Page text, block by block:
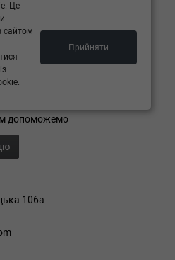
або Вам потрібна
допоможемо
106а
Це
сайтом
Прийняти